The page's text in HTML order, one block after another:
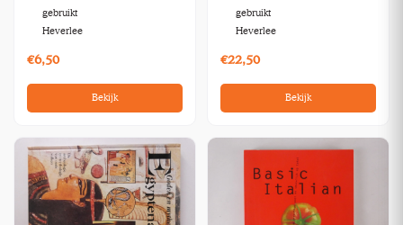
gebruikt
Heverlee
€6,50
Bekijk
Panamarenko
gebruikt
Heverlee
€22,50
Bekijk